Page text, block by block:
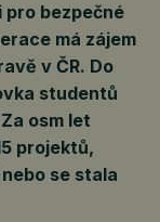
pro bezpečné
má zájem
v ČR. Do
studentů
osm let
projektů,
se stala